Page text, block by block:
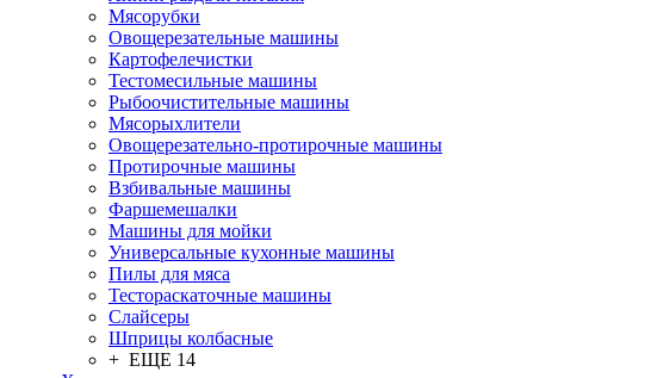
Мясорубки
Овощерезательные машины
Картофелечистки
Тестомесильные машины
Рыбоочистительные машины
Мясорыхлители
Овощерезательно-протирочные машины
Протирочные машины
Взбивальные машины
Фаршемешалки
Машины для мойки
Универсальные кухонные машины
Пилы для мяса
Тестораскаточные машины
Слайсеры
Шприцы колбасные
+ ЕЩЕ 14